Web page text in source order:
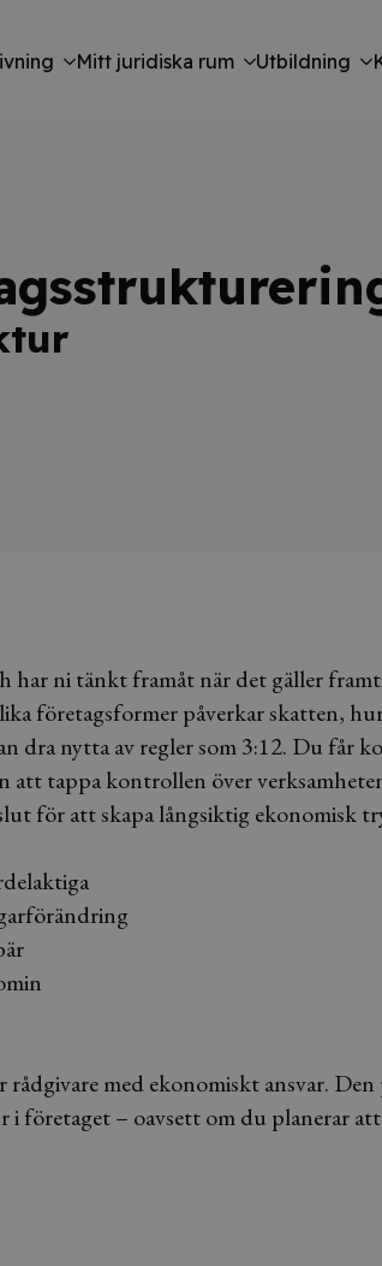
Mitt juridiska rum Utbildning
ni tänkt framåt när det gäller
företagsformer påverkar skatten,
dra nytta av regler som 3:12. Du får
att tappa kontrollen över
för att skapa långsiktig ekonomisk
med ekonomiskt ansvar. Den
företaget – oavsett om du planerar att